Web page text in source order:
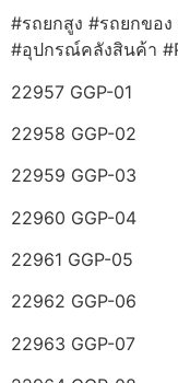
#รถยกสูง #รถยกขอ
#อุปกรณ์คลังสินค้า
22957 GGP-01
22958 GGP-02
22959 GGP-03
22960 GGP-04
22961 GGP-05
22962 GGP-06
22963 GGP-07